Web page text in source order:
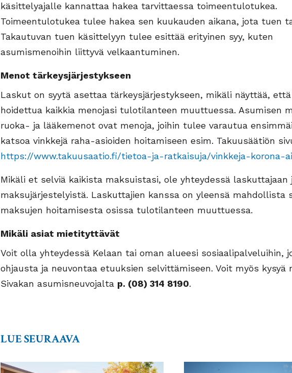
käsittelyajalle kannattaa hakea tarvittaessa toimeentulotukea.
Toimeentulotukea tulee hakea sen kuukauden aikana, jota tuen
Takautuvan tuen käsittelyyn tulee esittää erityinen syy, kuten
asumismenoihin liittyvä velkaantuminen.
Menot tärkeysjärjestykseen
Laskut on syytä asettaa tärkeysjärjestykseen, mikäli näyttää,
hoidettua kaikkia menojasi tulotilanteen muuttuessa. Asumisen
ruoka- ja lääkemenot ovat menoja, joihin tulee varautua
katsoa vinkkejä raha-asioiden hoitamiseen esim. Takuusäätiön
https://www.takuusaatio.fi/tietoa-ja-ratkaisuja/vinkkeja-korona-
Mikäli et selviä kaikista maksuistasi, ole yhteydessä laskuttajaan
maksujärjestelyistä. Laskuttajien kanssa on yleensä mahdollista
maksujen hoitamisesta osissa tulotilanteen muuttuessa.
Mikäli asiat mietityttävät
Voit olla yhteydessä Kelaan tai oman alueesi sosiaalipalveluihin,
ohjausta ja neuvontaa etuuksien selvittämiseen. Voit myös kysyä
Sivakan asumisneuvojalta p. (08) 314 8190.
LUE SEURAAVA